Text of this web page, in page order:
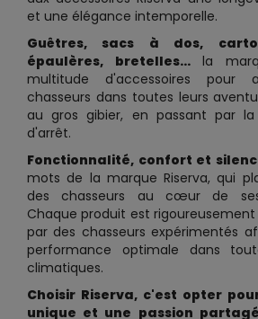
et une élégance intemporelle.
Guêtres, sacs à dos,
épaulères, bretelles...la
multitude d'accessoires pour
chasseurs dans toutes leurs
au gros gibier, en passant par
d'arrêt.
Fonctionnalité, confort et
mots de la marque Riserva, qui
des chasseurs au cœur de ses
Chaque produit est
par des chasseurs expérimentés
performance optimale dans
climatiques.
Choisir Riserva, c'est opter
unique et une passion